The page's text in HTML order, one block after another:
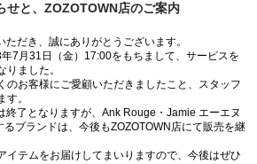
せと、ZOZOTOWN店のご案内
だき、誠にありがとうございます。
7月31日（金）17:00をもちまして、サービスを
ました。
のお客様にご愛顧いただきましたこと、スタッフ
。
終了となりますが、Ank Rouge・Jamie エーエヌ
ブランドは、今後もZOZOTOWN店にて販売を継
イテムをお届けしてまいりますので、今後はぜひ